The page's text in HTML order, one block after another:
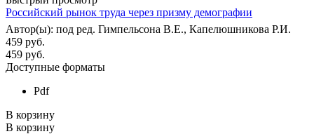
Российский рынок труда через призму демографии
Автор(ы): под ред. Гимпельсона В.Е., Капелюшникова Р.И.
459 руб.
459 руб.
Доступные форматы
Pdf
В корзину
В корзину